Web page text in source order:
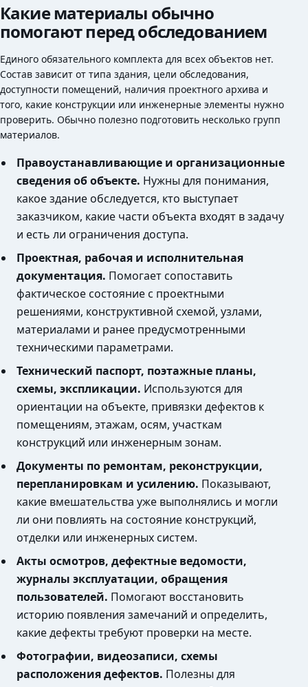
Какие материалы обычно
помогают перед обследованием
Единого обязательного комплекта для всех объектов нет.
Состав зависит от типа здания, цели обследования,
доступности помещений, наличия проектного архива и
того, какие конструкции или инженерные элементы нужно
проверить. Обычно полезно подготовить несколько групп
материалов.
Правоустанавливающие и организационные
сведения об объекте. Нужны для понимания,
какое здание обследуется, кто выступает
заказчиком, какие части объекта входят в задачу
и есть ли ограничения доступа.
Проектная, рабочая и исполнительная
документация. Помогает сопоставить
фактическое состояние с проектными
решениями, конструктивной схемой, узлами,
материалами и ранее предусмотренными
техническими параметрами.
Технический паспорт, поэтажные планы,
схемы, экспликации. Используются для
ориентации на объекте, привязки дефектов к
помещениям, этажам, осям, участкам
конструкций или инженерным зонам.
Документы по ремонтам, реконструкции,
перепланировкам и усилению. Показывают,
какие вмешательства уже выполнялись и могли
ли они повлиять на состояние конструкций,
отделки или инженерных систем.
Акты осмотров, дефектные ведомости,
журналы эксплуатации, обращения
пользователей. Помогают восстановить
историю появления замечаний и определить,
какие дефекты требуют проверки на месте.
Фотографии, видеозаписи, схемы
расположения дефектов. Полезны для